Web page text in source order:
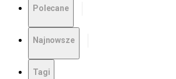
Polecane
Najnowsze
Tagi